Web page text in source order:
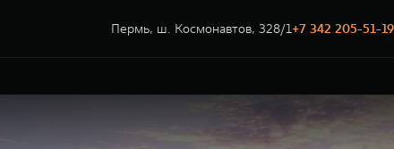
Пермь, ш. Космонавтов, 328/1+7 342 205-51-19